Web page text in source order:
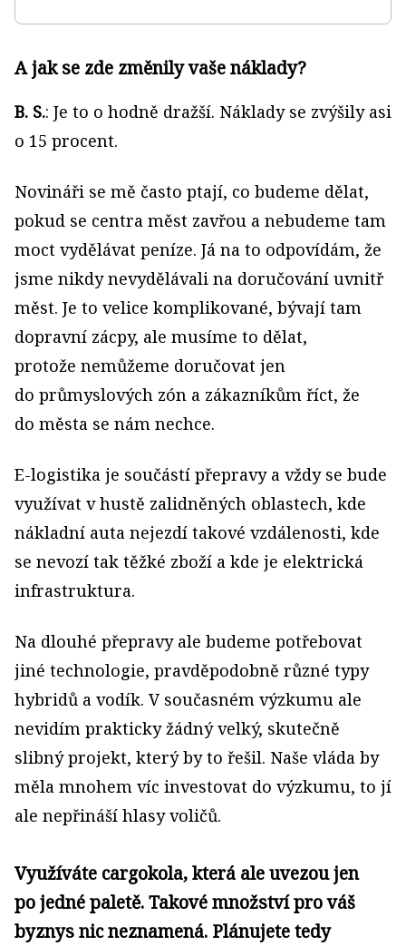
A jak se zde změnily vaše náklady?
B. S.: Je to o hodně dražší. Náklady se zvýšily asi
o 15 procent.
Novináři se mě často ptají, co budeme dělat,
pokud se centra měst zavřou a nebudeme tam
moct vydělávat peníze. Já na to odpovídám, že
jsme nikdy nevydělávali na doručování uvnitř
měst. Je to velice komplikované, bývají tam
dopravní zácpy, ale musíme to dělat,
protože nemůžeme doručovat jen
do průmyslových zón a zákazníkům říct, že
do města se nám nechce.
E-logistika je součástí přepravy a vždy se bude
využívat v hustě zalidněných oblastech, kde
nákladní auta nejezdí takové vzdálenosti, kde
se nevozí tak těžké zboží a kde je elektrická
infrastruktura.
Na dlouhé přepravy ale budeme potřebovat
jiné technologie, pravděpodobně různé typy
hybridů a vodík. V současném výzkumu ale
nevidím prakticky žádný velký, skutečně
slibný projekt, který by to řešil. Naše vláda by
měla mnohem víc investovat do výzkumu, to jí
ale nepřináší hlasy voličů.
Využíváte cargokola, která ale uvezou jen
po jedné paletě. Takové množství pro váš
byznys nic neznamená. Plánujete tedy